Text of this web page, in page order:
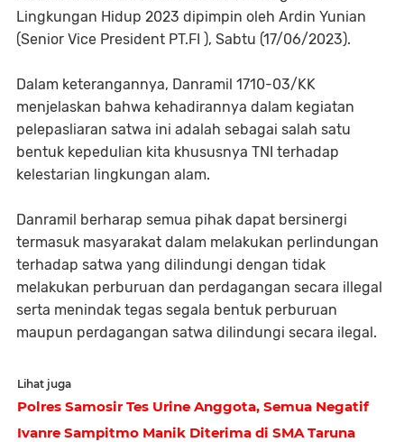
Lingkungan Hidup 2023 dipimpin oleh Ardin Yunian
(Senior Vice President PT.FI ), Sabtu (17/06/2023).
Dalam keterangannya, Danramil 1710-03/KK
menjelaskan bahwa kehadirannya dalam kegiatan
pelepasliaran satwa ini adalah sebagai salah satu
bentuk kepedulian kita khususnya TNI terhadap
kelestarian lingkungan alam.
Danramil berharap semua pihak dapat bersinergi
termasuk masyarakat dalam melakukan perlindungan
terhadap satwa yang dilindungi dengan tidak
melakukan perburuan dan perdagangan secara illegal
serta menindak tegas segala bentuk perburuan
maupun perdagangan satwa dilindungi secara ilegal.
Lihat juga
Polres Samosir Tes Urine Anggota, Semua Negatif
Ivanre Sampitmo Manik Diterima di SMA Taruna